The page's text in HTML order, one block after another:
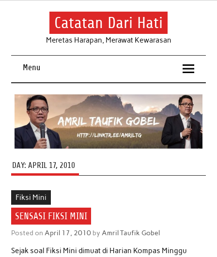
Skip
Catatan Dari Hati
Meretas Harapan, Merawat Kewarasan
Menu
DAY: APRIL 17, 2010
Fiksi Mini
SENSASI FIKSI MINI
Posted on April 17, 2010by Amril Taufik Gobel
Sejak soal Fiksi Mini dimuat di Harian Kompas Minggu